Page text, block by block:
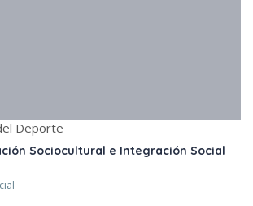
Deporte
Sociocultural e Integración Social